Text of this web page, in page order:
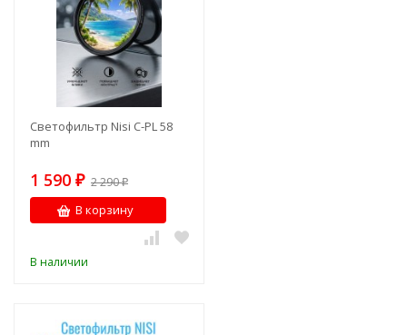
Светофильтр Nisi C-PL 58
mm
1 590 ₽ 2 290₽
В корзину
В наличии